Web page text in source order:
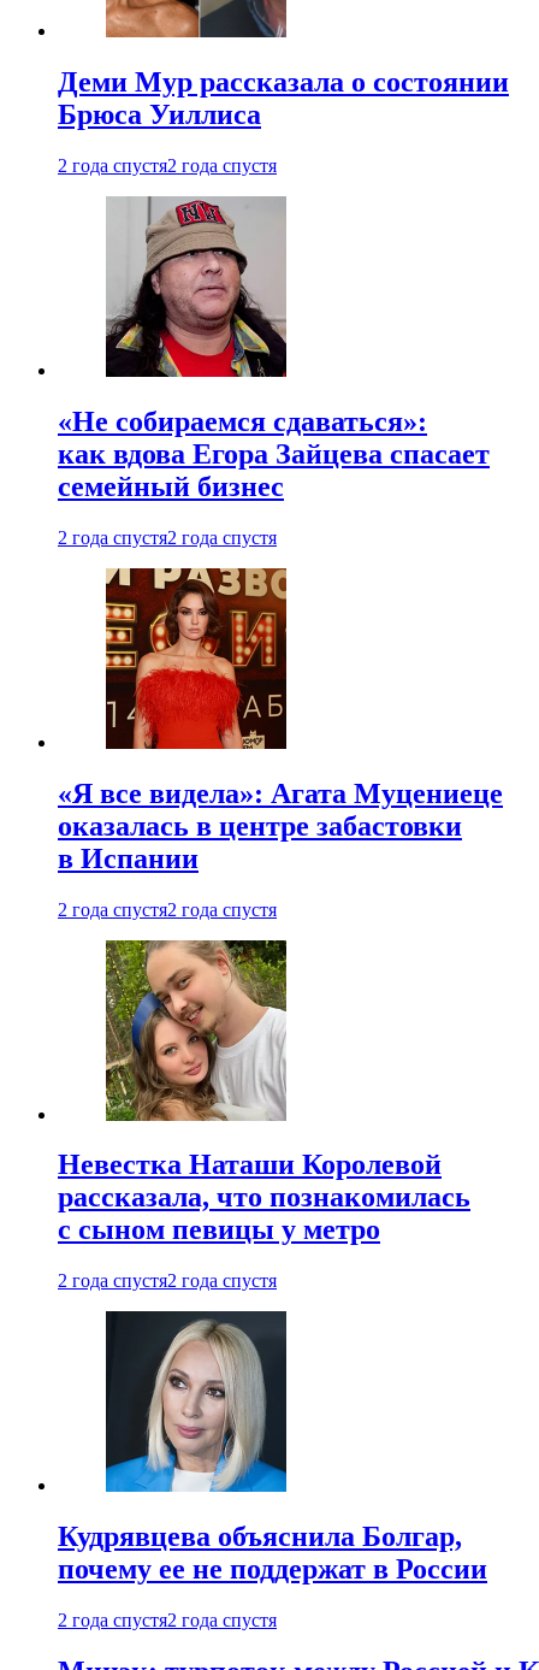
Деми Мур рассказала о состоянии
Брюса Уиллиса
2 года спустя2 года спустя
«Не собираемся сдаваться»:
как вдова Егора Зайцева спасает
семейный бизнес
2 года спустя2 года спустя
«Я все видела»: Агата Муцениеце
оказалась в центре забастовки
в Испании
2 года спустя2 года спустя
Невестка Наташи Королевой
рассказала, что познакомилась
с сыном певицы у метро
2 года спустя2 года спустя
Кудрявцева объяснила Болгар,
почему ее не поддержат в России
2 года спустя2 года спустя